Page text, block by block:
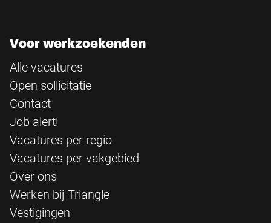
Voor werkzoekenden
Alle vacatures
Open sollicitatie
Contact
Job alert!
Vacatures per regio
Vacatures per vakgebied
Over ons
Werken bij Triangle
Vestigingen